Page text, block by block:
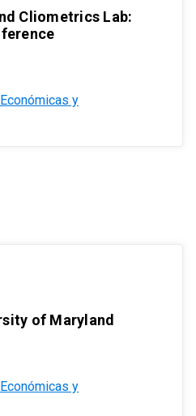
Cliometrics Lab:
y
of Maryland
y